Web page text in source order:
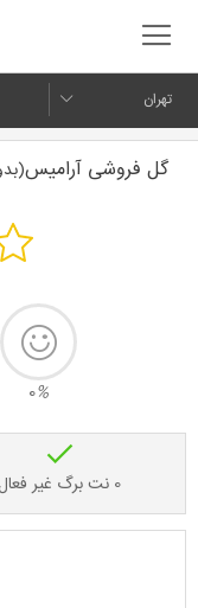
تهران
گل فروشی آرامیس
0%
0 نت برگ غیر فعال